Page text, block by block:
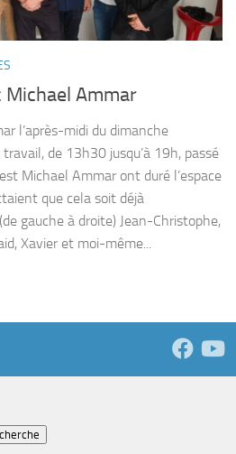
Michael Ammar
l’après-midi du dimanche
de 13h30 jusqu’à 19h, passé
Michael Ammar ont duré l’espace
que cela soit déjà
gauche à droite) Jean-Christophe,
Xavier et moi-même...